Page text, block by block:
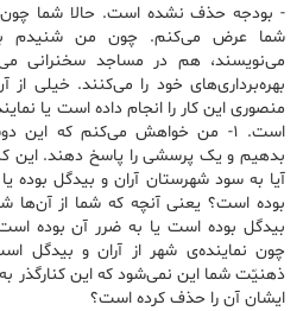
-‌ بودجه حذف نشده است. حالا شما
شما عرض می‌کنم. چون من شنیدم
می‌نویسند، هم در مساجد سخنرانی
بهره‌برداری‌های خود را می‌کنند. خیلی
منصوری این کار را انجام داده است یا
است. ۱- من خواهش می‌کنم که این
بدهیم و یک پرسشی را پاسخ دهند. این
آیا به سود شهرستان آران و بیدگل بوده
بوده است؟ یعنی آنچه که شما از آن‌ها
بیدگل بوده است یا به ضرر آن بوده
چون نماینده‌ی شهر از آران و بیدگل
ذهنیّت شما این نمی‌شود که این کنارگذر
ایشان آن را حذف کرده است؟